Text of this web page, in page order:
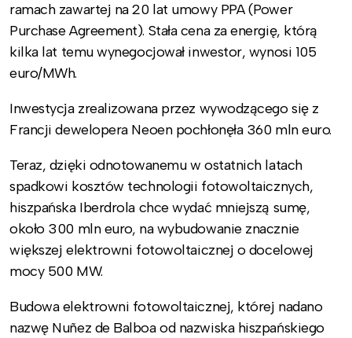
ramach zawartej na 20 lat umowy PPA (Power
Purchase Agreement). Stała cena za energię, którą
kilka lat temu wynegocjował inwestor, wynosi 105
euro/MWh.
Inwestycja zrealizowana przez wywodzącego się z
Francji dewelopera Neoen pochłonęła 360 mln euro.
Teraz, dzięki odnotowanemu w ostatnich latach
spadkowi kosztów technologii fotowoltaicznych,
hiszpańska Iberdrola chce wydać mniejszą sumę,
około 300 mln euro, na wybudowanie znacznie
większej elektrowni fotowoltaicznej o docelowej
mocy 500 MW.
Budowa elektrowni fotowoltaicznej, której nadano
nazwę Nuñez de Balboa od nazwiska hiszpańskiego